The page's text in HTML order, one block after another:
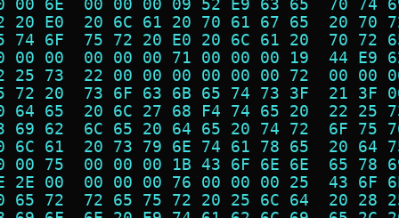
00 6E  00 00 00 09 52 E9 63 65  70
20 E0  20 6C 61 20 70 61 67 65  20
74 6F  75 72 20 E0 20 6C 61 20  70
00 00  00 00 00 71 00 00 00 19  44
25 73  22 00 00 00 00 00 00 72  00
72 20  73 6F 63 6B 65 74 73 3F  21
64 65  20 6C 27 68 F4 74 65 20  22
69 62  6C 65 20 64 65 20 74 72  6F
6C 61  20 73 79 6E 74 61 78 65  20
00 75  00 00 00 1B 43 6F 6E 6E  65
2E 00  00 00 00 76 00 00 00 25  43
65 72  72 65 75 72 20 25 6C 64  20